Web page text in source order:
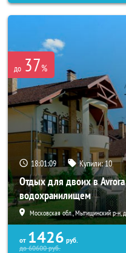
до 37%
18:01:07 Купили:10
Отдых для двоих в
водохранилищем
Московская обл., Мытищинский р-н,
от 1426 руб.
до60600руб.